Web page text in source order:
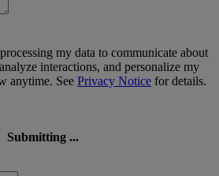
my data to communicate about
interactions, and personalize my
anytime. See Privacy Notice for details.
Submitting ...